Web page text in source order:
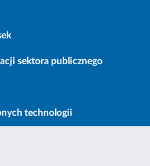
sektora publicznego
technologii